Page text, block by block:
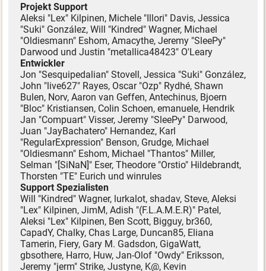
Projekt Support
Aleksi "Lex" Kilpinen, Michele "Illori" Davis, Jessica
"Suki" González, Will "Kindred" Wagner, Michael
"Oldiesmann" Eshom, Amacythe, Jeremy "SleePy"
Darwood und Justin "metallica48423" O'Leary
Entwickler
Jon "Sesquipedalian" Stovell, Jessica "Suki" González,
John "live627" Rayes, Oscar "Ozp" Rydhé, Shawn
Bulen, Norv, Aaron van Geffen, Antechinus, Bjoern
"Bloc" Kristiansen, Colin Schoen, emanuele, Hendrik
Jan "Compuart" Visser, Jeremy "SleePy" Darwood,
Juan "JayBachatero" Hernandez, Karl
"RegularExpression" Benson, Grudge, Michael
"Oldiesmann" Eshom, Michael "Thantos" Miller,
Selman "[SiNaN]" Eser, Theodore "Orstio" Hildebrandt,
Thorsten "TE" Eurich und winrules
Support Spezialisten
Will "Kindred" Wagner, lurkalot, shadav, Steve, Aleksi
"Lex" Kilpinen, JimM, Adish "(F.L.A.M.E.R)" Patel,
Aleksi "Lex" Kilpinen, Ben Scott, Bigguy, br360,
CapadY, Chalky, Chas Large, Duncan85, Eliana
Tamerin, Fiery, Gary M. Gadsdon, GigaWatt,
gbsothere, Harro, Huw, Jan-Olof "Owdy" Eriksson,
Jeremy "jerm" Strike, Justyne, K@, Kevin